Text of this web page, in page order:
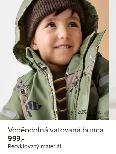
Pro členy: -20% na vše
Voděodolná vatovaná bunda
999,-999,00 Kč
Recyklovaný materiál